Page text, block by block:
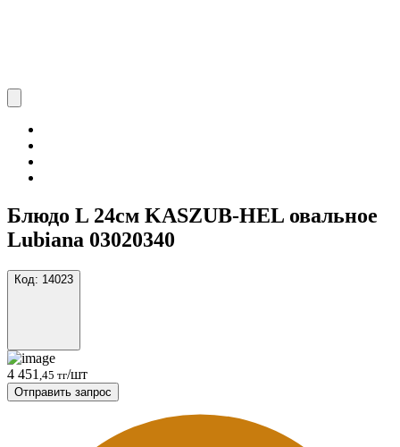
Блюдо L 24см KASZUB-HEL овальное
Lubiana 03020340
Код: 14023
4 451 ,45 тг/шт
Отправить запрос